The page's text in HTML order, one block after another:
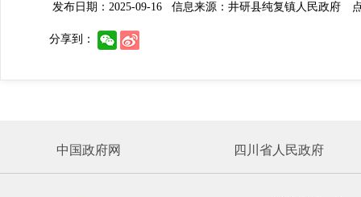
发布日期：2025-09-16 信息来源：井研县纯复镇人民政府 点
分享到：
中国政府网 四川省人民政府